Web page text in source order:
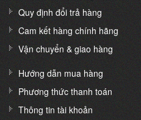
Quy định đổi trả hàng
Cam kết hàng chính hãng
Vận chuyển & giao hàng
Hướng dẫn mua hàng
Phương thức thanh toán
Thông tin tài khoản